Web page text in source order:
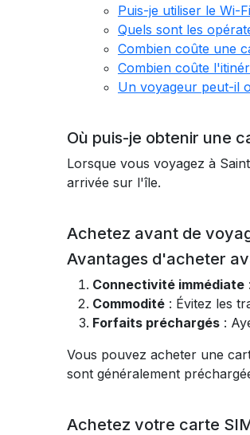
Puis-je utiliser le Wi-
Quels sont les
Combien coûte une
Combien coûte
Un voyageur peut-il
Où puis-je obtenir une
Lorsque vous voyagez à
arrivée sur l'île.
Achetez avant de
Avantages d'acheter
Connectivité immédiate
Commodité : Évitez les
Forfaits préchargés :
Vous pouvez acheter une
sont généralement
Achetez votre carte